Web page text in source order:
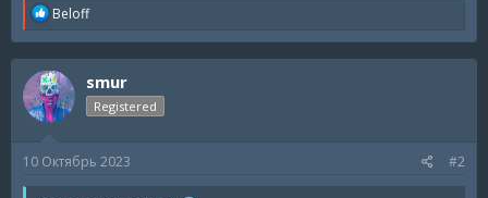
R
a
c
t
i
o
:
Beloff
smur
Registered
10 Октябрь 2023 #2